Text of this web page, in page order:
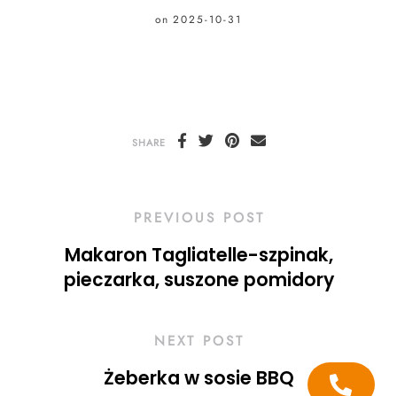
on 2025-10-31
SHARE
PREVIOUS POST
Makaron Tagliatelle-szpinak,
pieczarka, suszone pomidory
NEXT POST
Żeberka w sosie BBQ